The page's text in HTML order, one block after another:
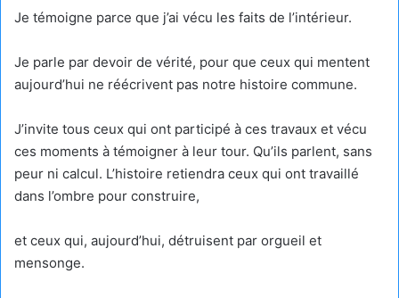
Je témoigne parce que j’ai vécu les faits de l’intérieur.
Je parle par devoir de vérité, pour que ceux qui mentent
aujourd’hui ne réécrivent pas notre histoire commune.
J’invite tous ceux qui ont participé à ces travaux et vécu
ces moments à témoigner à leur tour. Qu’ils parlent, sans
peur ni calcul. L’histoire retiendra ceux qui ont travaillé
dans l’ombre pour construire,
et ceux qui, aujourd’hui, détruisent par orgueil et
mensonge.